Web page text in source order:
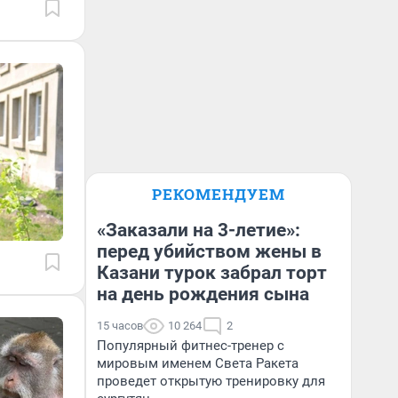
РЕКОМЕНДУЕМ
«Заказали на 3-летие»:
перед убийством жены в
Казани турок забрал торт
на день рождения сына
15 часов 10 264 2
Популярный фитнес-тренер с
мировым именем Света Ракета
проведет открытую тренировку для